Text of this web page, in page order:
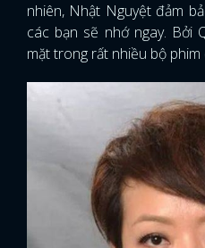
nhiên, Nhật Nguyệt đảm
các bạn sẽ nhớ ngay. Bởi
mặt trong rất nhiều bộ